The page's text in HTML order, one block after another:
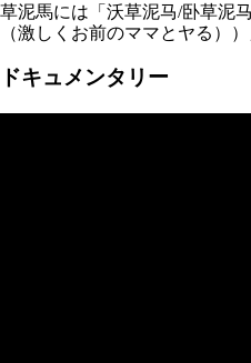
草泥馬には「沃草泥马/卧草泥
（激しくお前のママとヤる）
ドキュメンタリー